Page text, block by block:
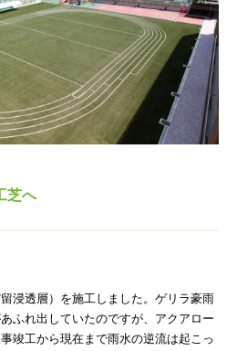
フト申込書
蘭 ギフト用観葉植物
芝へ
浸透層）を施工しました。ゲリラ豪雨
ふれ出していたのですが、アクアロー
竣工から現在まで雨水の逆流は起こっ